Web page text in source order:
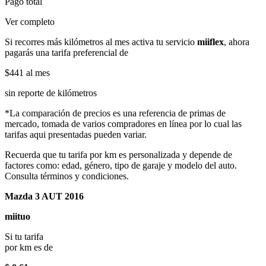
Ver completo
Si recorres más kilómetros al mes activa tu servicio miiflex, ahora
pagarás una tarifa preferencial de
$441 al mes
sin reporte de kilómetros
*La comparación de precios es una referencia de primas de
mercado, tomada de varios compradores en línea por lo cual las
tarifas aqui presentadas pueden variar.
Recuerda que tu tarifa por km es personalizada y depende de
factores como: edad, género, tipo de garaje y modelo del auto.
Consulta términos y condiciones.
Mazda 3 AUT 2016
miituo
Si tu tarifa
por km es de